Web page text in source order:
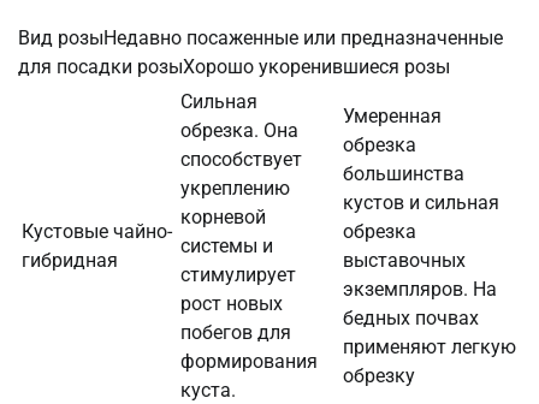
Вид розыНедавно посаженные или предназначенные
для посадки розыХорошо укоренившиеся розы
Кустовые чайно-
гибридная
Сильная
обрезка. Она
способствует
укреплению
корневой
системы и
стимулирует
рост новых
побегов для
формирования
куста.
Умеренная
обрезка
большинства
кустов и сильная
обрезка
выставочных
экземпляров. На
бедных почвах
применяют легкую
обрезку